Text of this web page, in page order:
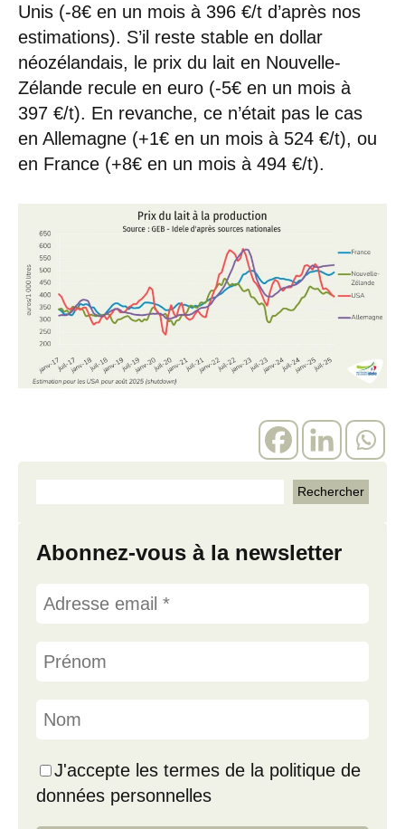
Unis (-8€ en un mois à 396 €/t d’après nos
estimations). S’il reste stable en dollar
néozélandais, le prix du lait en Nouvelle-
Zélande recule en euro (-5€ en un mois à
397 €/t). En revanche, ce n’était pas le cas
en Allemagne (+1€ en un mois à 524 €/t), ou
en France (+8€ en un mois à 494 €/t).
Abonnez-vous à la newsletter
J'accepte les termes de la politique de
données personnelles